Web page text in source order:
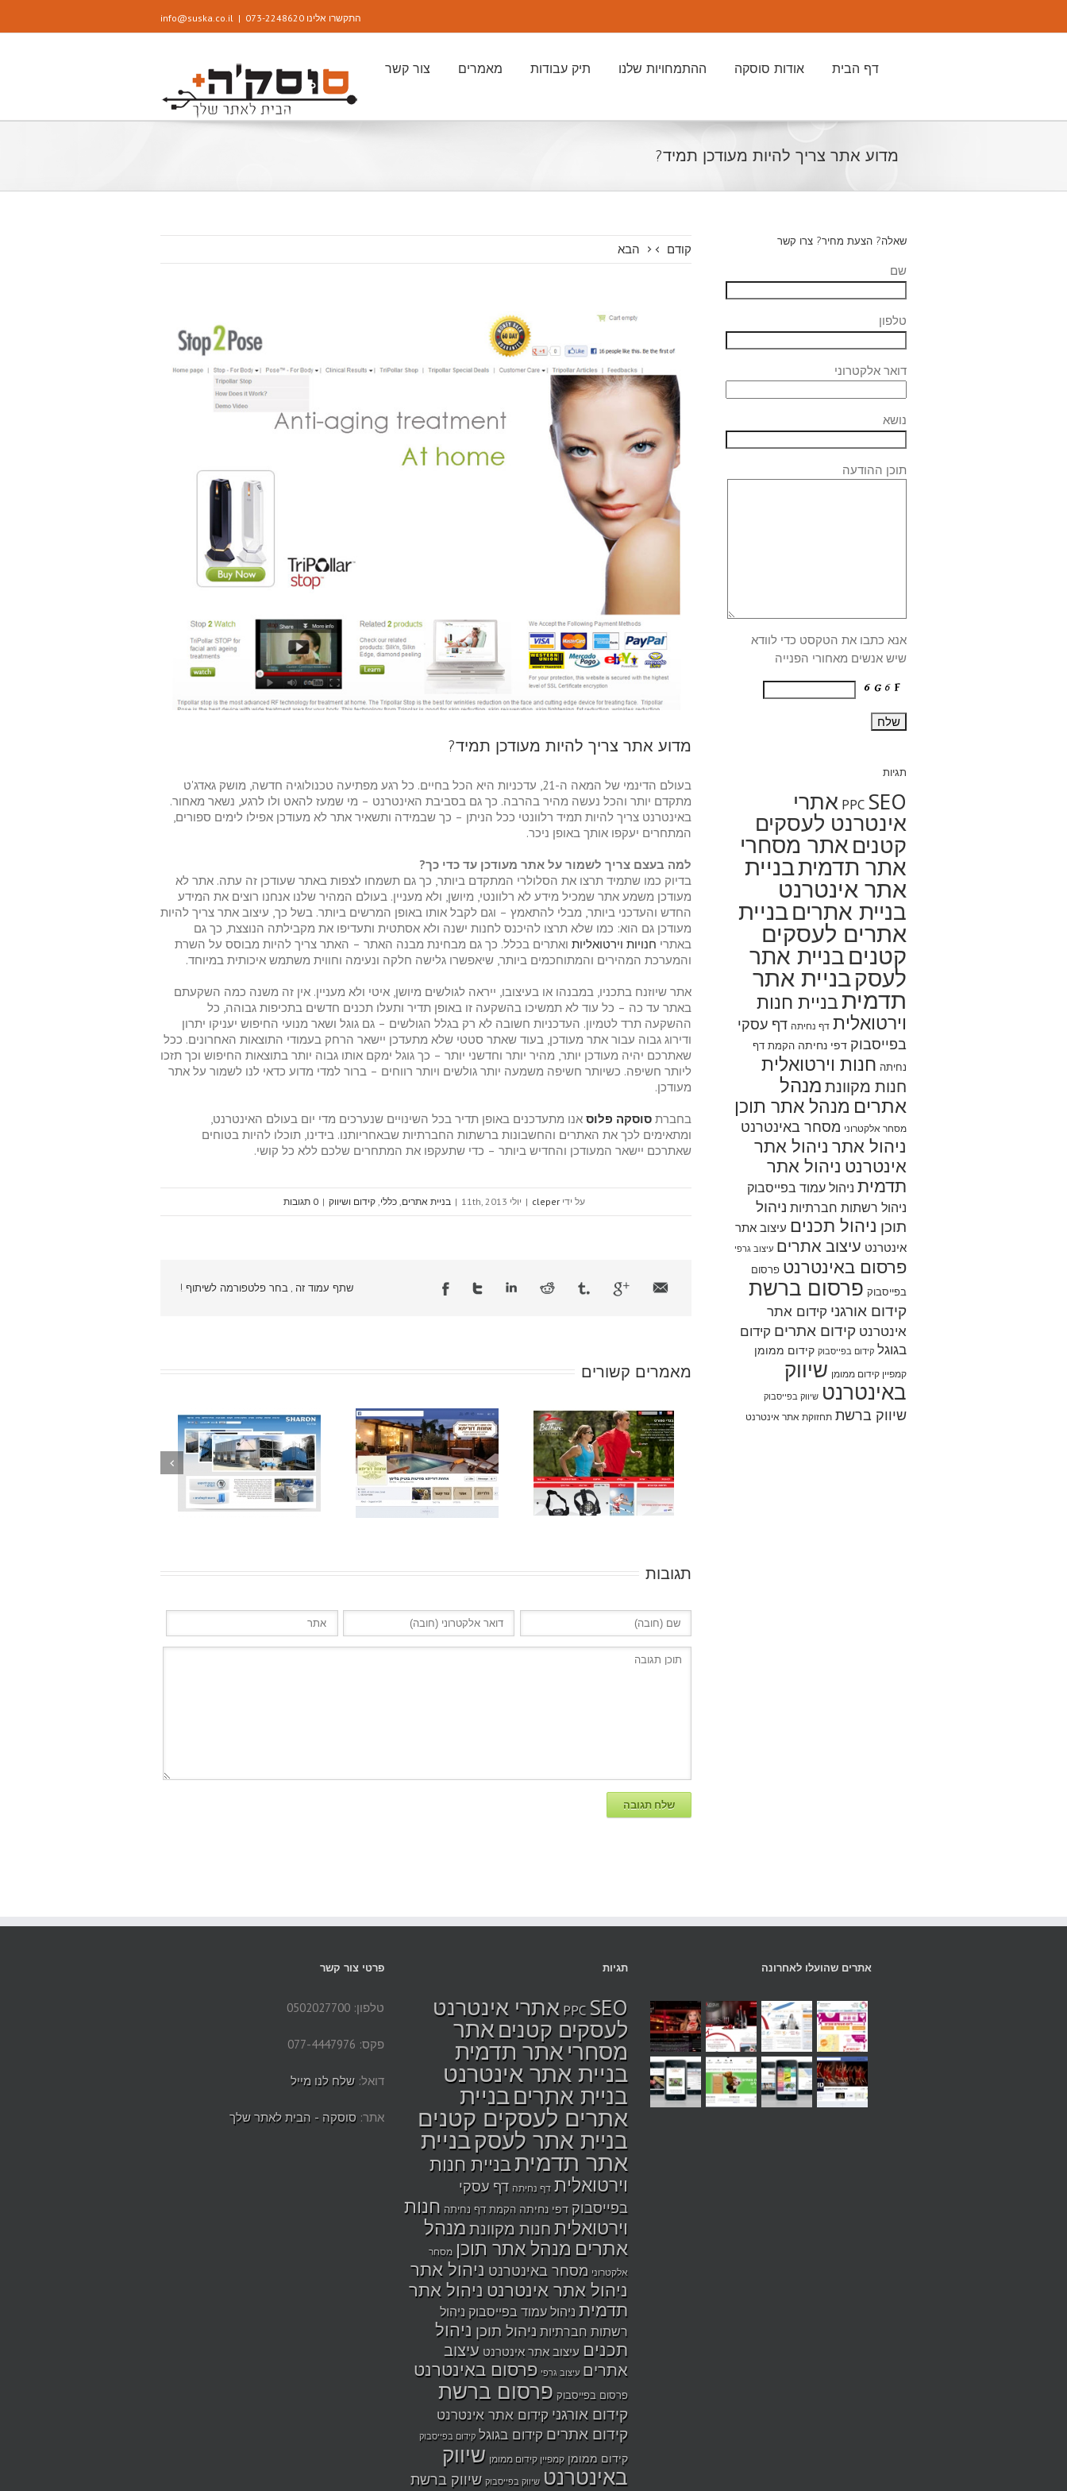
התקשרו אלינו 073-2248620 |
info@suska.co.il
דף הבית אודות סוסקה ההתמחויות שלנו תיק עבודות מאמרים צור קשר
מדוע אתר צריך להיות מעודכן תמיד?
קודם הבא
מדוע אתר צריך להיות מעודכן תמיד?
בעולם הדינמי של המאה ה-21, עדכניות היא הכל בחיים. כל רגע מפתיעה טכנולוגיה חדשה, מושק גאדג'ט
מתקדם יותר והכל נעשה מהיר בהרבה. כך גם בסביבת האינטרנט – מי שמעז להאט ולו לרגע, נשאר מאחור.
באינטרנט צריך להיות תמיד רלוונטי ככל הניתן – כך שבמידה ותשאיר אתר לא מעודכן אפילו לימים ספורים,
המתחרים יעקפו אותך באופן ניכר.
למה בעצם צריך לשמור על אתר מעודכן עד כדי כך?
בדיוק כמו שתמיד תרצו את הסלולרי המתקדם ביותר, כך גם תשמחו לצפות באתר שעודכן זה עתה. אתר לא
מעודכן משמע אתר שמכיל מידע לא רלוונטי, מיושן, ולא מעניין. בעולם המהיר שלנו אנחנו רוצים את המידע
החדש והעדכני ביותר, מבלי להתאמץ – וגם לקבל אותו באופן המרשים ביותר. בשל כך, עיצוב אתר צריך להיות
מעודכן גם הוא: כמו שלא תרצו להיכנס לחנות ישנה ולא אסתטית ותעדיפו את מקבילתה הנוצצת, כך גם
באתרי חנויות וירטואליות ואתרים בכלל. כך גם מבחינת מבנה האתר – האתר צריך להיות מבוסס על השרת
והמערכת המהירים והמתוחכמים ביותר, שיאפשרו גלישה חלקה ונעימה וחווית משתמש איכותית במיוחד.
אתר שיוזנח בתכניו, במבנהו או בעיצובו, ייראה לגולשים מיושן, איטי ולא מעניין. אין זה משנה כמה השקעתם
באתר עד כה – כל עוד לא תמשיכו בהשקעה זו באופן תדיר ותעלו תכנים חדשים בתכיפות גבוהה, כל
ההשקעה תרד לטמיון. העדכניות חשובה לא רק בגלל הגולשים – גם גוגל ושאר מנועי החיפוש יעניקו יתרון
ודירוג גבוה עבור אתר מעודכן, בעוד שאתר סטטי שלא מתעדכן יישאר הרחק בעמודי התוצאות האחרונים. ככל
שאתרכם יהיה מעודכן יותר, מהיר יותר וחדשני יותר – כך גוגל ימקם אותו גבוה יותר בתוצאות החיפוש וכך תזכו
ליותר חשיפה. כשיותר חשיפה משמעה יותר גולשים ויותר רווחים – ברור למדי מדוע כדאי לנו לשמור על אתר
מעודכן.
בחברת סוסקה פלוס אנו מתעדכנים באופן תדיר בכל השינויים שנערכים מדי יום בעולם האינטרנט,
ומתאימים לכך את האתרים והחשבונות ברשתות החברתיות שבאחריותנו. בידינו, תוכלו להיות בטוחים
שאתרכם יישאר המעודכן והחדיש ביותר – כדי שתעקפו את המתחרים שלכם ללא כל קושי.
על ידי cleper
| יולי 11th, 2013 | בניית אתרים כללי קידום ושיווק | 0 תגובות
שתף עמוד זה , בחר פלטפורמה לשיתוף !
מאמרים קשורים
תגובות
שאלה? הצעת מחיר? צרו קשר
שם
טלפון
דואר אלקטרוני
נושא
תוכן ההודעה
אנא כתבו את הטקסט כדי לוודא
שיש אנשים מאחורי הפנייה
תגיות
PPC SEO אתרי
אינטרנט לעסקים
קטנים אתר מסחרי
אתר תדמיתבניית
אתר אינטרנט
בניית אתריםבניית
אתרים לעסקים
קטניםבניית אתר
לעסקבניית אתר
תדמיתבניית חנות
וירטואלית דף נחיתה דף עסקי
בפייסבוק דפי נחיתה הקמת דף
נחיתה חנות וירטואלית
חנות מקוונתמנהל
אתרים מנהל אתר תוכן
מסחר אלקטרוני מסחר באינטרנט
ניהול אתר ניהול אתר
אינטרנט ניהול אתר
תדמית ניהול עמוד בפייסבוק
ניהול רשתות חברתיות ניהול
תוכן ניהול תכנים עיצוב אתר
אינטרנט עיצוב אתרים עיצוב גרפי
פרסום באינטרנט פרסום
בפייסבוק פרסום ברשת
קידום אורגני קידום אתר
אינטרנט קידום אתרים קידום
בגוגל קידום בפייסבוק קידום ממומן
קמפיין קידום ממומן שיווק
באינטרנט שיווק בפייסבוק
שיווק ברשת תחזוקת אתר אינטרנט
פרטי צור קשר
טלפון: 0502027700
פקס: 077-4447976
דואל: שלח לנו מייל
אתר: סוסקה - הבית לאתר שלך
תגיות
PPC SEO
אתרי אינטרנט
לעסקים קטנים אתר
מסחריאתר תדמית
בניית אתר אינטרנט
בניית אתריםבניית
אתרים לעסקים קטנים
בניית אתר לעסקבניית
אתר תדמית בניית חנות
וירטואלית דף נחיתה דף עסקי
בפייסבוק דפי נחיתה הקמת דף נחיתה חנות
וירטואליתחנות מקוונתמנהל
אתרים מנהל אתר תוכן מסחר
אלקטרוני מסחר באינטרנט ניהול אתר
ניהול אתר אינטרנט ניהול אתר
תדמיתניהול עמוד בפייסבוק ניהול
רשתות חברתיותניהול תוכן ניהול
תכנים עיצוב אתר אינטרנט עיצוב
אתרים עיצוב גרפי פרסום באינטרנט
פרסום בפייסבוק פרסום ברשת
קידום אורגני קידום אתר אינטרנט
קידום אתרים קידום בגוגל קידום בפייסבוק
קידום ממומן קמפיין קידום ממומן שיווק
באינטרנט שיווק בפייסבוק שיווק ברשת
אתרים שהועלו לאחרונה